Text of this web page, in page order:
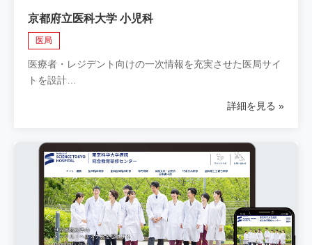
京都府立医科大学 小児科
医局
医療者・レジデント向けの一次情報を充実させた医局サイ
トを設計…
詳細を見る